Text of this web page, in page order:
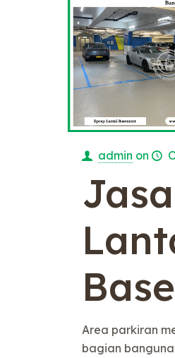
admin on
Area parkiran
bagian